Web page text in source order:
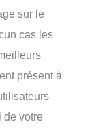
sur le
cas les
présent à
de votre